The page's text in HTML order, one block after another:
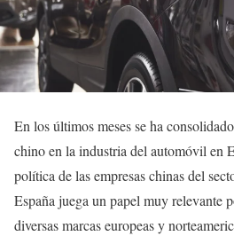
En los últimos meses se ha
chino en la industria del automóvil en
política de las empresas chinas del
España juega un papel muy relevante
diversas marcas europeas y